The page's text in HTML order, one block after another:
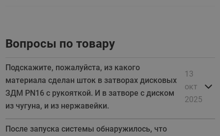
Вопросы по товару
Подскажите, пожалуйста, из какого
материала сделан шток в затворах дисковых
ЗДМ PN16 с рукояткой. И в затворе с диском
из чугуна, и из нержавейки.
13
окт
2025
После запуска системы обнаружилось, что